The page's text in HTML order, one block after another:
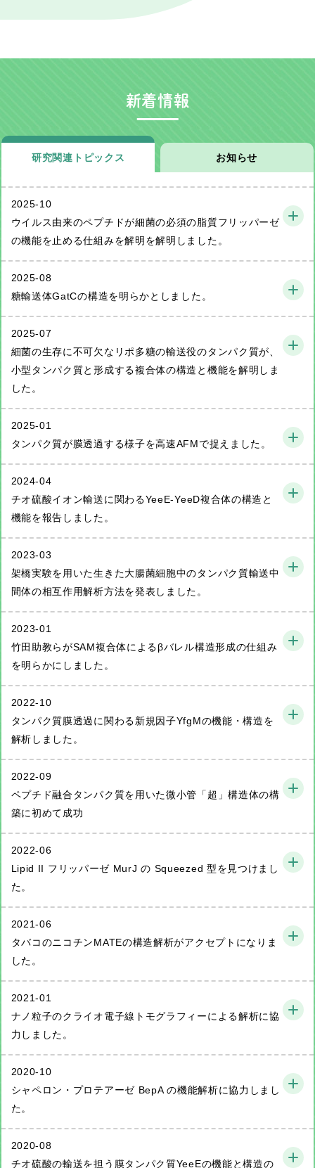
新着情報
研究関連トピックス
2025-10
ウイルス由来のペプチドが細菌の必須の脂質フリッパーゼ
の機能を止める仕組みを解明を解明しました。
2025-08
糖輸送体GatCの構造を明らかとしました。
2025-07
細菌の生存に不可欠なリポ多糖の輸送役のタンパク質が、
小型タンパク質と形成する複合体の構造と機能を解明しま
した。
2025-01
タンパク質が膜透過する様子を高速AFMで捉えました。
2024-04
チオ硫酸イオン輸送に関わるYeeE-YeeD複合体の構造と
機能を報告しました。
2023-03
架橋実験を用いた生きた大腸菌細胞中のタンパク質輸送中
間体の相互作用解析方法を発表しました。
2023-01
竹田助教らがSAM複合体によるβバレル構造形成の仕組み
を明らかにしました。
2022-10
タンパク質膜透過に関わる新規因子YfgMの機能・構造を
解析しました。
2022-09
ペプチド融合タンパク質を用いた微小管「超」構造体の構
築に初めて成功
2022-06
Lipid II フリッパーゼ MurJ の Squeezed 型を見つけまし
た。
2021-06
タバコのニコチンMATEの構造解析がアクセプトになりま
した。
2021-01
ナノ粒子のクライオ電子線トモグラフィーによる解析に協
力しました。
2020-10
シャペロン・プロテアーゼ BepA の機能解析に協力しまし
た。
2020-08
チオ硫酸の輸送を担う膜タンパク質YeeEの機能と構造の
お知らせ